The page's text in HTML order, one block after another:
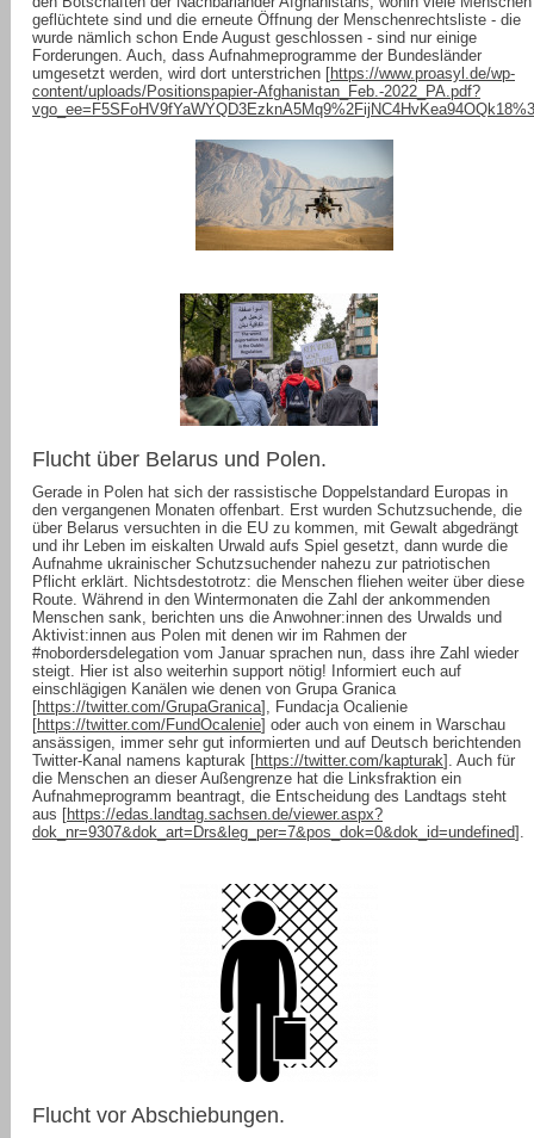
geflüchtete sind und die erneute Öffnung der Menschenrechtsliste - die
wurde nämlich schon Ende August geschlossen - sind nur einige
Forderungen. Auch, dass Aufnahmeprogramme der Bundesländer
umgesetzt werden, wird dort unterstrichen [https://www.proasyl.de/wp-
content/uploads/Positionspapier-Afghanistan_Feb.-2022_PA.pdf?
Flucht über Belarus und Polen.
Gerade in Polen hat sich der rassistische Doppelstandard Europas in
den vergangenen Monaten offenbart. Erst wurden Schutzsuchende, die
über Belarus versuchten in die EU zu kommen, mit Gewalt abgedrängt
und ihr Leben im eiskalten Urwald aufs Spiel gesetzt, dann wurde die
Aufnahme ukrainischer Schutzsuchender nahezu zur patriotischen
Pflicht erklärt. Nichtsdestotrotz: die Menschen fliehen weiter über diese
Route. Während in den Wintermonaten die Zahl der ankommenden
Menschen sank, berichten uns die Anwohner:innen des Urwalds und
Aktivist:innen aus Polen mit denen wir im Rahmen der
#nobordersdelegation vom Januar sprachen nun, dass ihre Zahl wieder
steigt. Hier ist also weiterhin support nötig! Informiert euch auf
einschlägigen Kanälen wie denen von Grupa Granica
[https://twitter.com/GrupaGranica], Fundacja Ocalienie
[https://twitter.com/FundOcalenie] oder auch von einem in Warschau
ansässigen, immer sehr gut informierten und auf Deutsch berichtenden
Twitter-Kanal namens kapturak [https://twitter.com/kapturak]. Auch für
die Menschen an dieser Außengrenze hat die Linksfraktion ein
Aufnahmeprogramm beantragt, die Entscheidung des Landtags steht
aus [https://edas.landtag.sachsen.de/viewer.aspx?
dok_nr=9307&dok_art=Drs&leg_per=7&pos_dok=0&dok_id=undefined].
Flucht vor Abschiebungen.